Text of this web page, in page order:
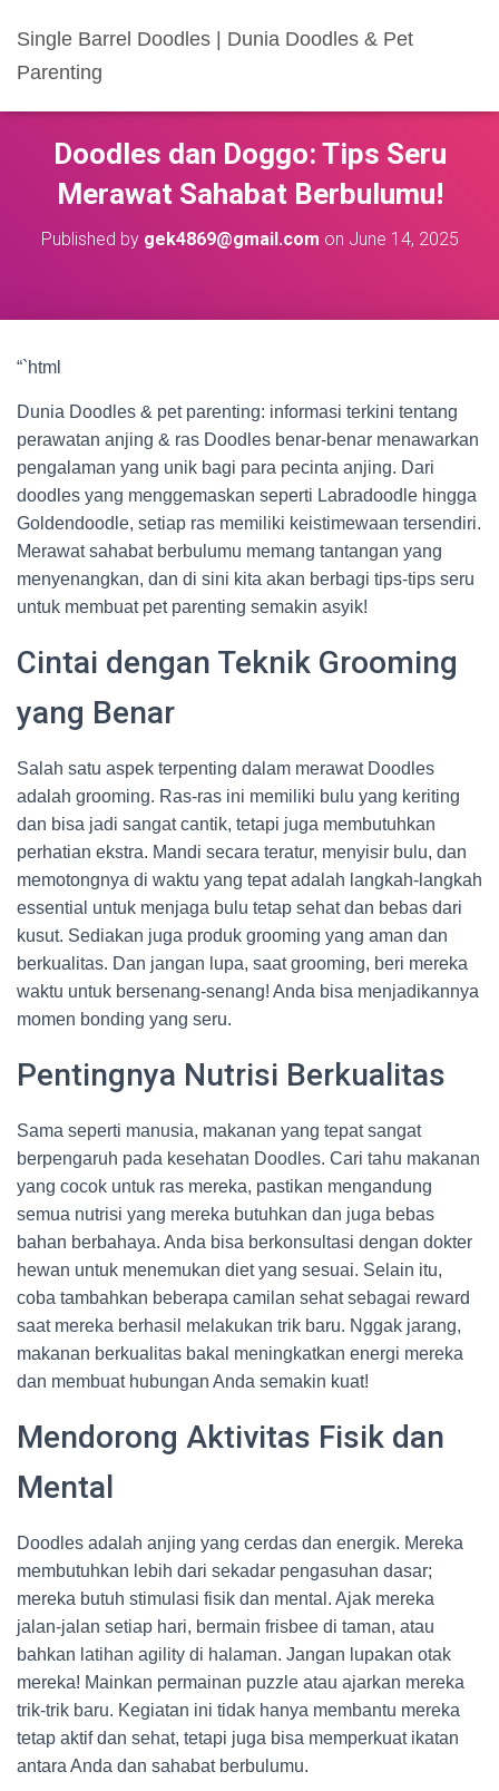
Single Barrel Doodles | Dunia Doodles & Pet
Parenting
Doodles dan Doggo: Tips Seru
Merawat Sahabat Berbulumu!
Published by gek4869@gmail.com on June 14, 2025
“`html
Dunia Doodles & pet parenting: informasi terkini tentang
perawatan anjing & ras Doodles benar-benar menawarkan
pengalaman yang unik bagi para pecinta anjing. Dari
doodles yang menggemaskan seperti Labradoodle hingga
Goldendoodle, setiap ras memiliki keistimewaan tersendiri.
Merawat sahabat berbulumu memang tantangan yang
menyenangkan, dan di sini kita akan berbagi tips-tips seru
untuk membuat pet parenting semakin asyik!
Cintai dengan Teknik Grooming
yang Benar
Salah satu aspek terpenting dalam merawat Doodles
adalah grooming. Ras-ras ini memiliki bulu yang keriting
dan bisa jadi sangat cantik, tetapi juga membutuhkan
perhatian ekstra. Mandi secara teratur, menyisir bulu, dan
memotongnya di waktu yang tepat adalah langkah-langkah
essential untuk menjaga bulu tetap sehat dan bebas dari
kusut. Sediakan juga produk grooming yang aman dan
berkualitas. Dan jangan lupa, saat grooming, beri mereka
waktu untuk bersenang-senang! Anda bisa menjadikannya
momen bonding yang seru.
Pentingnya Nutrisi Berkualitas
Sama seperti manusia, makanan yang tepat sangat
berpengaruh pada kesehatan Doodles. Cari tahu makanan
yang cocok untuk ras mereka, pastikan mengandung
semua nutrisi yang mereka butuhkan dan juga bebas
bahan berbahaya. Anda bisa berkonsultasi dengan dokter
hewan untuk menemukan diet yang sesuai. Selain itu,
coba tambahkan beberapa camilan sehat sebagai reward
saat mereka berhasil melakukan trik baru. Nggak jarang,
makanan berkualitas bakal meningkatkan energi mereka
dan membuat hubungan Anda semakin kuat!
Mendorong Aktivitas Fisik dan
Mental
Doodles adalah anjing yang cerdas dan energik. Mereka
membutuhkan lebih dari sekadar pengasuhan dasar;
mereka butuh stimulasi fisik dan mental. Ajak mereka
jalan-jalan setiap hari, bermain frisbee di taman, atau
bahkan latihan agility di halaman. Jangan lupakan otak
mereka! Mainkan permainan puzzle atau ajarkan mereka
trik-trik baru. Kegiatan ini tidak hanya membantu mereka
tetap aktif dan sehat, tetapi juga bisa memperkuat ikatan
antara Anda dan sahabat berbulumu.